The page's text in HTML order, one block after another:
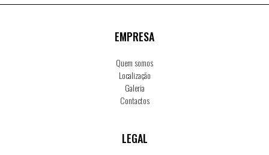
EMPRESA
Quem somos
Localização
Galeria
Contactos
LEGAL